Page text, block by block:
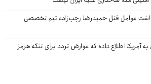
عوامل قتل حمیدرضا رجب‌زاده تیم تخصصی
اطلاع داده که عوارض تردد برای تنگه هرمز